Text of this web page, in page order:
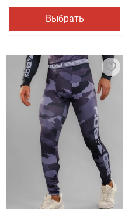
Выбрать